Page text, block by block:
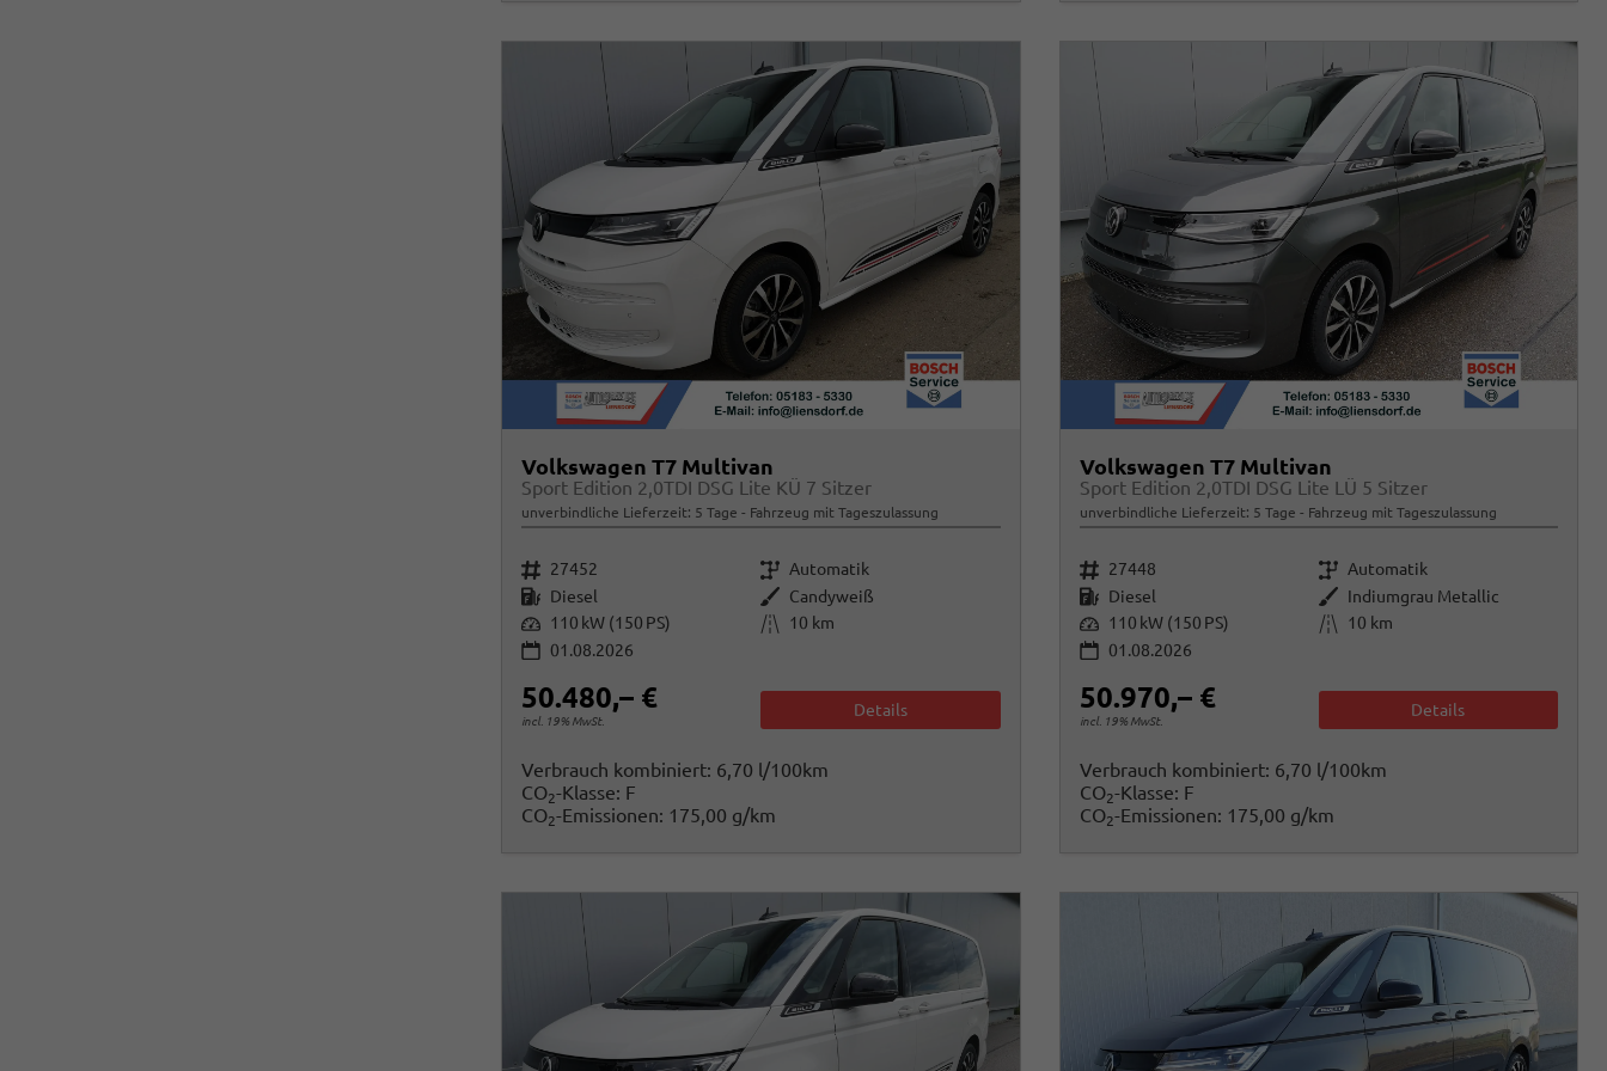
Volkswagen T7 Multivan
Sport Edition 2,0TDI DSG Lite KÜ 7 Sitzer
unverbindliche Lieferzeit: 5 Tage Fahrzeug mit Tageszulassung
Fahrzeugnr. 27452 Getriebe Automatik
Kraftstoff Diesel Außenfarbe Candyweiß
Leistung 110 kW (150 PS) Kilometerstand 10 km
01.08.2026
50.480,– €
incl. 19% MwSt.
Details
Verbrauch kombiniert: 6,70 l/100km
CO2-Klasse: F
CO2-Emissionen: 175,00 g/km
Volkswagen T7 Multivan
Sport Edition 2,0TDI DSG Lite LÜ 5 Sitzer
unverbindliche Lieferzeit: 5 Tage Fahrzeug mit Tageszulassung
Fahrzeugnr. 27448 Getriebe Automatik
Kraftstoff Diesel Außenfarbe Indiumgrau Metallic
Leistung 110 kW (150 PS) Kilometerstand
10 km
01.08.2026
50.970,– €
incl. 19% MwSt.
Details
Verbrauch kombiniert: 6,70 l/100km
CO2-Klasse: F
CO2-Emissionen: 175,00 g/km